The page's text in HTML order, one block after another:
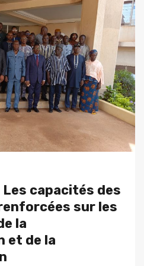
Les capacités des
sur les
la
et de la